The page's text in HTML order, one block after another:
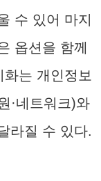
수 있어 마지
옵션을 함께
는 개인정보
·네트워크)와
라질 수 있다.